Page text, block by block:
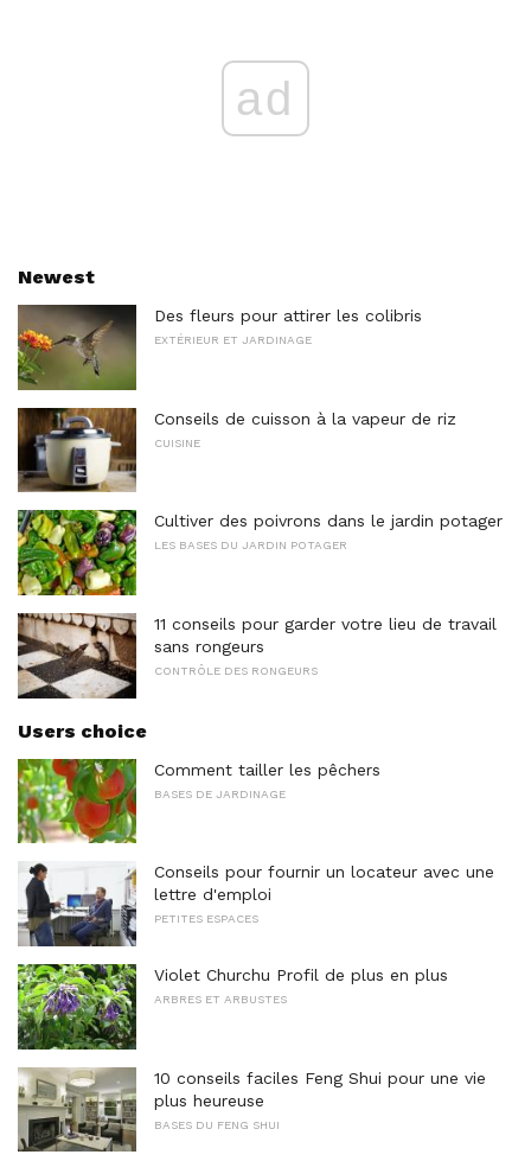
ad
Newest
Des fleurs pour attirer les colibris
EXTÉRIEUR ET JARDINAGE
Conseils de cuisson à la vapeur de riz
CUISINE
Cultiver des poivrons dans le jardin potager
LES BASES DU JARDIN POTAGER
11 conseils pour garder votre lieu de travail
sans rongeurs
CONTRÔLE DES RONGEURS
Users choice
Comment tailler les pêchers
BASES DE JARDINAGE
Conseils pour fournir un locateur avec une
lettre d'emploi
PETITES ESPACES
Violet Churchu Profil de plus en plus
ARBRES ET ARBUSTES
10 conseils faciles Feng Shui pour une vie
plus heureuse
BASES DU FENG SHUI